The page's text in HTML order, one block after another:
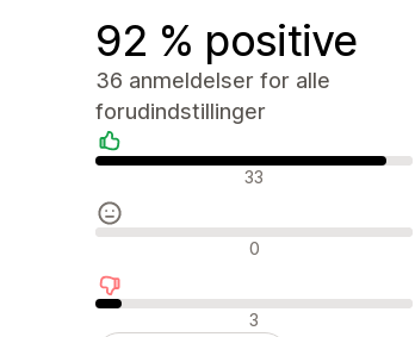
92 % positive
36 anmeldelser for alle
forudindstillinger
Positive anmeldelser
33
Neutrale anmeldelser
0
Negative anmeldelser
3